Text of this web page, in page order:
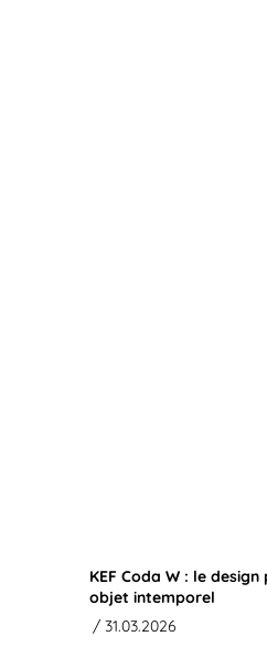
KEF Coda W : le
objet intemporel
/ 31.03.2026